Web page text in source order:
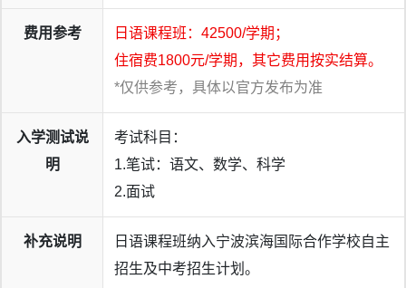
「滨海日语课程班」是宁波滨海国际合作学校专门为有志于
费用参考
日语课程班：42500/学期；
住宿费1800元/学期，其它费用按实结算。
*仅供参考，具体以官方发布为准
入学测试说
明
考试科目：
1.笔试：语文、数学、科学
2.面试
补充说明
日语课程班纳入宁波滨海国际合作学校自主
招生及中考招生计划。